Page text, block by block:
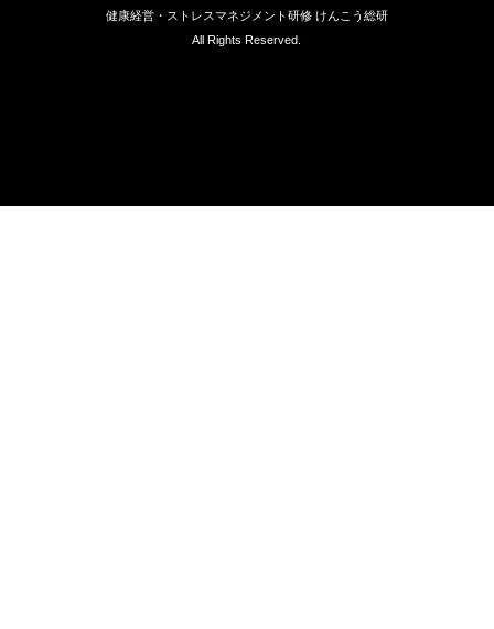
健康経営・ストレスマネジメント研修 けんこう総研
All Rights Reserved.